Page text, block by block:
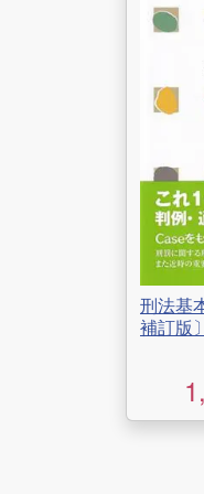
刑法基
補訂版